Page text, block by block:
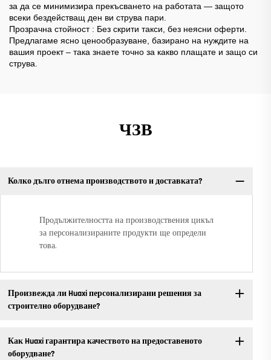
за да се минимизира прекъсването на работата — защото
всеки бездействащ ден ви струва пари.
Прозрачна стойност : Без скрити такси, без неясни оферти.
Предлагаме ясно ценообразуване, базирано на нуждите на
вашия проект – така знаете точно за какво плащате и защо си
струва.
ЧЗВ
Колко дълго отнема производството и доставката?
Продължителността на производствения цикъл
за персонализираните продукти ще определи
това.
Произвежда ли Huaxi персонализирани решения за
строително оборудване?
Как Huaxi гарантира качеството на предоставеното
оборудване?